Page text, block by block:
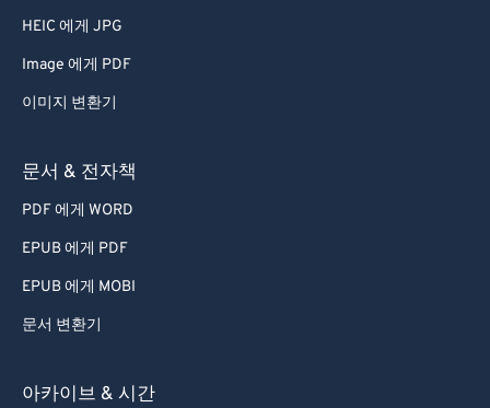
HEIC 에게 JPG
Image 에게 PDF
이미지 변환기
문서 & 전자책
PDF 에게 WORD
EPUB 에게 PDF
EPUB 에게 MOBI
문서 변환기
아카이브 & 시간